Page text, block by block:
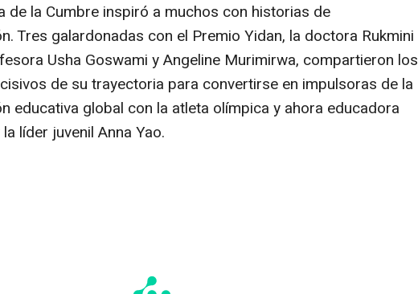
de la Cumbre inspiró a muchos con historias de
Tres galardonadas con el Premio Yidan, la doctora Rukmini
Usha Goswami y Angeline Murimirwa, compartieron los
de su trayectoria para convertirse en impulsoras de la
educativa global con la atleta olímpica y ahora educadora
la líder juvenil Anna Yao.